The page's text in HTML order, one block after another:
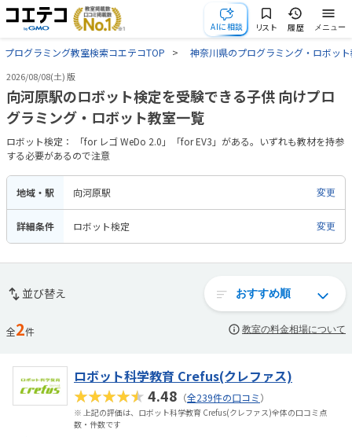
AIに相談 リスト 履歴 メニュー
プログラミング教室検索コエテコTOP 神奈川県のプログラミング・ロボッ
2026/08/08(土) 版
向河原駅のロボット検定を受験できる子供 向けプロ
グラミング・ロボット教室一覧
ロボット検定： 「for レゴ WeDo 2.0」「for EV3」がある。いずれも教材を持参
する必要があるので注意
地域・駅 向河原駅 変更
詳細条件 ロボット検定 変更
並び替え
全2件 教室の料金相場について
ロボット科学教育 Crefus(クレファス)
★★★★★4.48 （全239件の口コミ）
※ 上記の評価は、ロボット科学教育 Crefus(クレファス)全体の口コミ点
数・件数です